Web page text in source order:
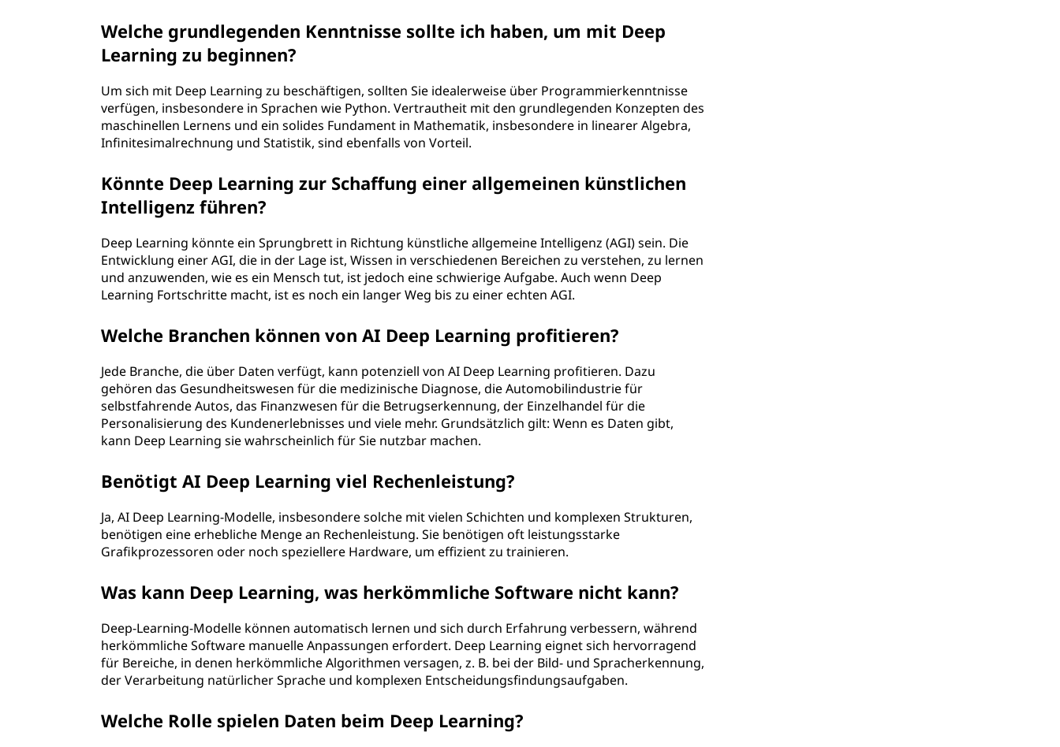
Welche grundlegenden Kenntnisse sollte ich haben, um mit Deep
Learning zu beginnen?
Um sich mit Deep Learning zu beschäftigen, sollten Sie idealerweise über Programmierkenntnisse
verfügen, insbesondere in Sprachen wie Python. Vertrautheit mit den grundlegenden Konzepten des
maschinellen Lernens und ein solides Fundament in Mathematik, insbesondere in linearer Algebra,
Infinitesimalrechnung und Statistik, sind ebenfalls von Vorteil.
Könnte Deep Learning zur Schaffung einer allgemeinen künstlichen
Intelligenz führen?
Deep Learning könnte ein Sprungbrett in Richtung künstliche allgemeine Intelligenz (AGI) sein. Die
Entwicklung einer AGI, die in der Lage ist, Wissen in verschiedenen Bereichen zu verstehen, zu lernen
und anzuwenden, wie es ein Mensch tut, ist jedoch eine schwierige Aufgabe. Auch wenn Deep
Learning Fortschritte macht, ist es noch ein langer Weg bis zu einer echten AGI.
Welche Branchen können von AI Deep Learning profitieren?
Jede Branche, die über Daten verfügt, kann potenziell von AI Deep Learning profitieren. Dazu
gehören das Gesundheitswesen für die medizinische Diagnose, die Automobilindustrie für
selbstfahrende Autos, das Finanzwesen für die Betrugserkennung, der Einzelhandel für die
Personalisierung des Kundenerlebnisses und viele mehr. Grundsätzlich gilt: Wenn es Daten gibt,
kann Deep Learning sie wahrscheinlich für Sie nutzbar machen.
Benötigt AI Deep Learning viel Rechenleistung?
Ja, AI Deep Learning-Modelle, insbesondere solche mit vielen Schichten und komplexen Strukturen,
benötigen eine erhebliche Menge an Rechenleistung. Sie benötigen oft leistungsstarke
Grafikprozessoren oder noch speziellere Hardware, um effizient zu trainieren.
Was kann Deep Learning, was herkömmliche Software nicht kann?
Deep-Learning-Modelle können automatisch lernen und sich durch Erfahrung verbessern, während
herkömmliche Software manuelle Anpassungen erfordert. Deep Learning eignet sich hervorragend
für Bereiche, in denen herkömmliche Algorithmen versagen, z. B. bei der Bild- und Spracherkennung,
der Verarbeitung natürlicher Sprache und komplexen Entscheidungsfindungsaufgaben.
Welche Rolle spielen Daten beim Deep Learning?